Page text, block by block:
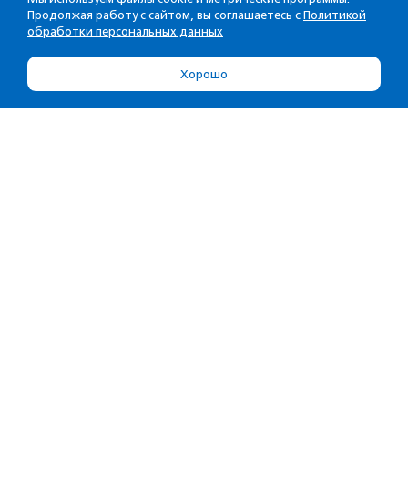
Продолжая работу с сайтом, вы соглашаетесь с Политикой
обработки персональных данных
Хорошо